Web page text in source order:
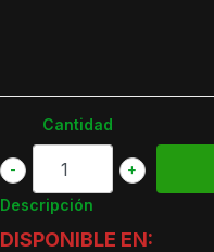
Cantidad
+
-
Descripción
DISPONIBLE EN: